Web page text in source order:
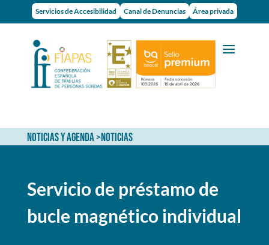
Servicios de Accesibilidad Canal de Denuncias Área privada
NOTICIAS Y AGENDA>NOTICIAS
Servicio de préstamo de
bucle magnético individual